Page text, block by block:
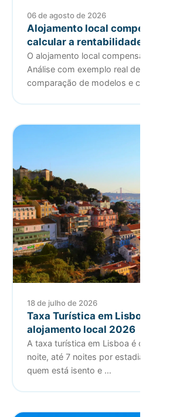
06 de agosto de 2026
Alojamento local compensa?
calcular a rentabilidade real
O alojamento local compensa mais
Análise com exemplo real de um T2
comparação de modelos e ca…
18 de julho de 2026
Taxa Turística em Lisboa: guia
alojamento local 2026
A taxa turística em Lisboa é de 4€
noite, até 7 noites por estadia. Saiba
quem está isento e …